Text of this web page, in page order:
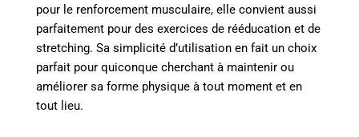
pour le renforcement musculaire, elle convient aussi
parfaitement pour des exercices de rééducation et de
stretching. Sa simplicité d’utilisation en fait un choix
parfait pour quiconque cherchant à maintenir ou
améliorer sa forme physique à tout moment et en
tout lieu.